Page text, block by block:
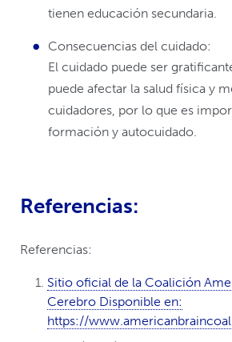
tienen educación secundaria.
Consecuencias del cuidado:
El cuidado puede ser
puede afectar la salud física y
cuidadores, por lo que es
formación y autocuidado.
Referencias:
Referencias:
Sitio oficial de la Coalición
Cerebro Disponible en:
https://